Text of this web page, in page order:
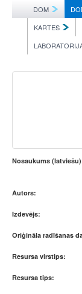
DOM
KARTES
Nosaukums
Autors:
Izdevējs:
Oriģināla radīšanas
Resursa virstips:
Resursa tips: